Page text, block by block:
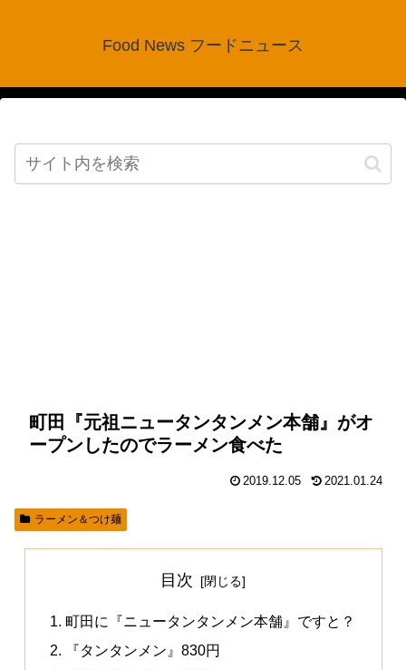
Food News フードニュース
町田『元祖ニュータンタンメン本舗』がオ
ープンしたのでラーメン食べた
2019.12.05 2021.01.24
ラーメン＆つけ麺
目次
町田に『ニュータンタンメン本舗』ですと？
『タンタンメン』830円